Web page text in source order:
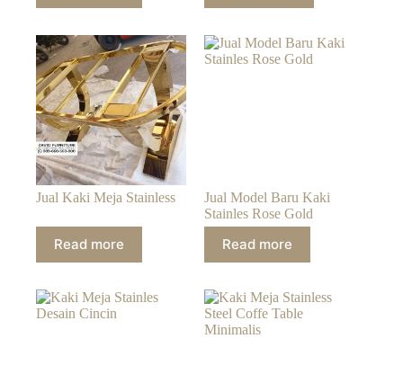
Jual Kaki Meja Stainless
Read more
Jual Model Baru Kaki
Stainles Rose Gold
Read more